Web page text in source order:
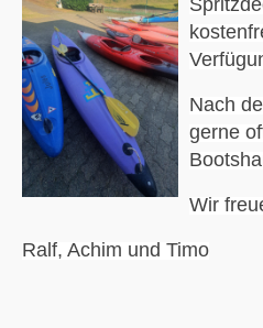
Nach
gerne
Wir
Ralf, Achim und Timo